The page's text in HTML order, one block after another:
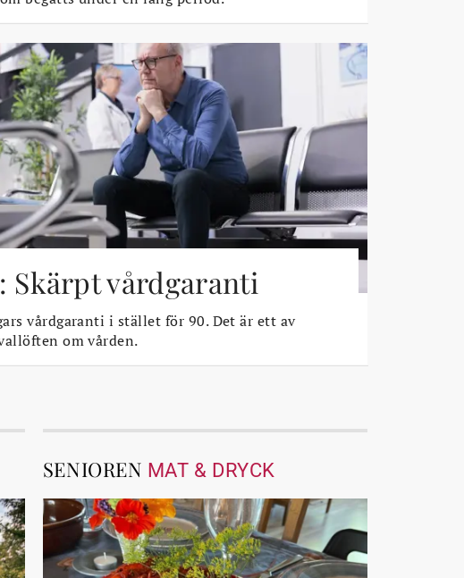
Skärpt vårdgaranti
vårdgaranti i stället för 90. Det är ett av
om vården.
SENIOREN MAT & DRYCK